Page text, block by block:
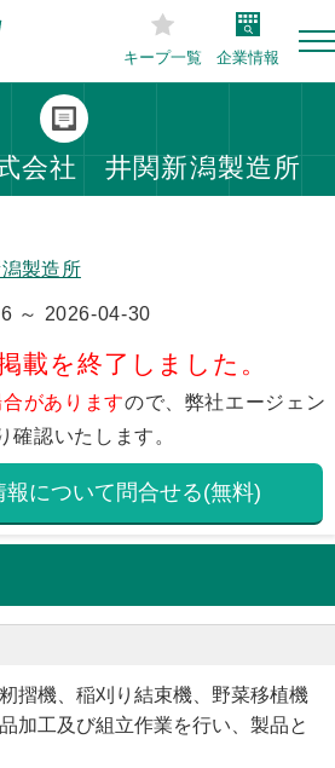
キープ一覧 企業情報
会社 井関新潟製造所
製造所
～ 2026-04-30
載を終了しました。
がありますので、弊社エージェン
確認いたします。
報について問合せる(無料)
摺機、稲刈り結束機、野菜移植機
加工及び組立作業を行い、製品と